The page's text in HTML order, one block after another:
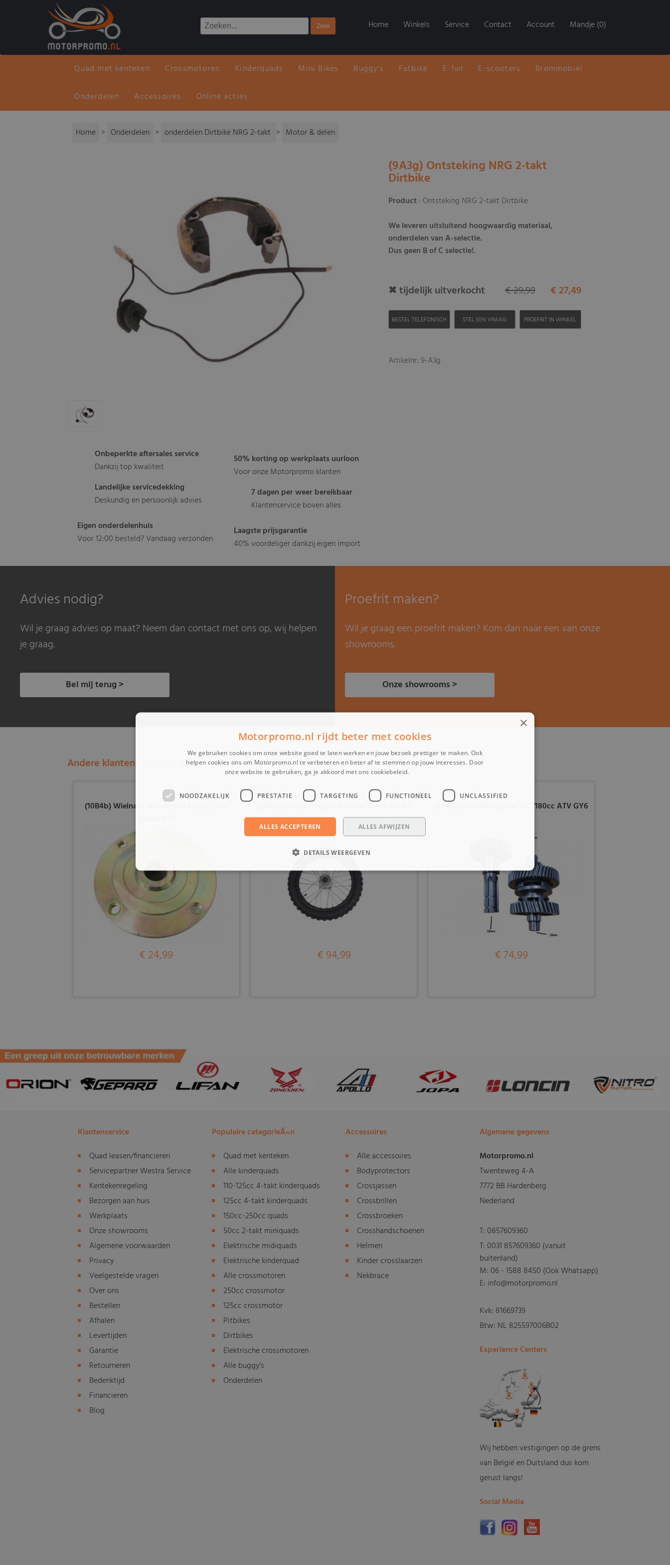
Home Winkels Service Contact Account Mandje (0)
Quad met kenteken Crossmotoren Kinderquads Mini Bikes Buggy's Fatbike E-fun E-scooters Brommobiel
Onderdelen Accessoires Online acties
Home > Onderdelen > onderdelen Dirtbike NRG 2-takt > Motor & delen
Onbeperkte aftersales service
Dankzij top kwaliteit
Landelijke servicedekking
Deskundig en persoonlijk advies
Eigen onderdelenhuis
Voor 12:00 besteld? Vandaag verzonden
50% korting op werkplaats uurloon
Voor onze Motorpromo klanten
7 dagen per weer bereikbaar
Klantenservice boven alles
Laagste prijsgarantie
40% voordeliger dankzij eigen import
(9A3g) Ontsteking NRG 2-takt
Dirtbike
Product: Ontsteking NRG 2-takt Dirtbike
We leveren uitsluitend hoogwaardig materiaal,
onderdelen van A-selectie.
Dus geen B of C selectie!.
✖ tijdelijk uitverkocht € 27,49
€ 29,99
BESTEL TELEFONISCH STEL EEN VRAAG PROEFRIT IN WINKEL
Artikelnr: 9-A3g
Advies nodig?
Wil je graag advies op maat? Neem dan contact met ons op, wij helpen
je graag.
Bel mij terug >
Proefrit maken?
Wil je graag een proefrit maken? Kom dan naar een van onze
showrooms.
Onze showrooms >
Andere klanten bekeken ook:
(10B4b) Wielnaaf achterzijde 4 gaats / as
€ 24,99
(210D3a) 14 inch velg + band as 15mm (voor)
€ 94,99
(20B3b) versnellingsbak 150/180cc ATV GY6
€ 74,99
Klantenservice
Quad leasen/financieren
Servicepartner Westra Service
Kentekenregeling
Bezorgen aan huis
Werkplaats
Onze showrooms
Algemene voorwaarden
Privacy
Veelgestelde vragen
Over ons
Bestellen
Afhalen
Levertijden
Garantie
Retourneren
Bedenktijd
Financieren
Blog
Populaire categorieÃ«n
Quad met kenteken
Alle kinderquads
110-125cc 4-takt kinderquads
125cc 4-takt kinderquads
150cc-250cc quads
50cc 2-takt miniquads
Elektrische midiquads
Elektrische kinderquad
Alle crossmotoren
250cc crossmotor
125cc crossmotor
Pitbikes
Dirtbikes
Elektrische crossmotoren
Alle buggy's
Onderdelen
Accessoires
Alle accessoires
Bodyprotectors
Crossjassen
Crossbrillen
Crossbroeken
Crosshandschoenen
Helmen
Kinder crosslaarzen
Nekbrace
Algemene gegevens
Motorpromo.nl
Twenteweg 4-A
7772 BB Hardenberg
Nederland
T:0857609360
T:0031 857609360 (vanuit
buitenland)
M:06 - 1588 8450 (Ook Whatsapp)
E: info@motorpromo.nl
Kvk: 81669739
Btw: NL 825597006B02
Experience Centers
Wij hebben vestigingen op de grens
van België en Duitsland dus kom
gerust langs!
Social Media
×
Motorpromo.nl rijdt beter met cookies
We gebruiken cookies om onze website goed te laten werken en jouw bezoek prettiger te maken. Ook
helpen cookies ons om Motorpromo.nl te verbeteren en beter af te stemmen op jouw interesses. Door
onze website te gebruiken, ga je akkoord met ons cookiebeleid.
NOODZAKELIJK PRESTATIE TARGETING FUNCTIONEEL UNCLASSIFIED
ALLES ACCEPTEREN ALLES AFWIJZEN
DETAILS WEERGEVEN